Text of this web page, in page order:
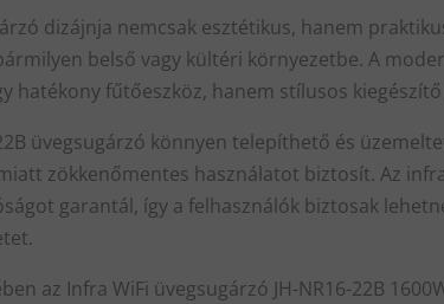
dizájnja nemcsak esztétikus, hanem
belső vagy kültéri környezetbe. A
hatékony fűtőeszköz, hanem stílusos
üvegsugárzó könnyen telepíthető és
zökkenőmentes használatot biztosít. Az
garantál, így a felhasználók biztosak
az Infra WiFi üvegsugárzó JH-NR16-22B